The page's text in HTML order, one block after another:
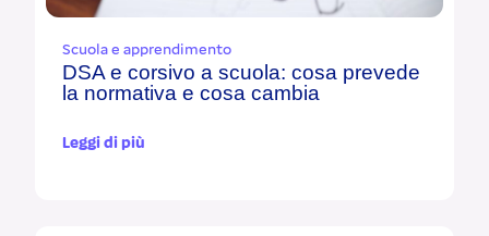
Scuola e apprendimento
DSA e corsivo a scuola: cosa prevede
la normativa e cosa cambia
Leggi di più